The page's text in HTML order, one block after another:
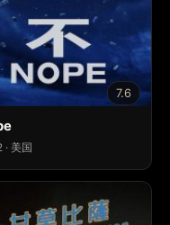
7.6
· 美国